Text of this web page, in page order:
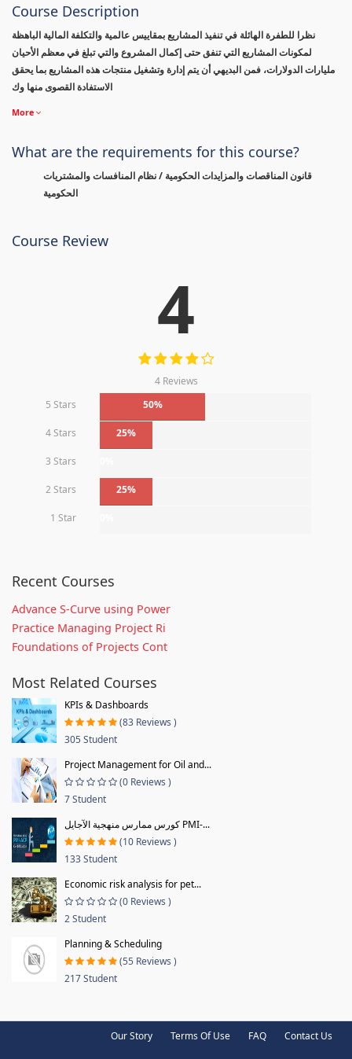
Course Description
نظرا للطفرة الهائلة في تنفيذ المشاريع بمقاييس عالمية والتكلفة المالية الباهظة
لمكونات المشاريع التي تنفق حتى إكمال المشروع والتي تبلغ في معظم الأحيان
مليارات الدولارات، فمن البديهي أن يتم إدارة وتشغيل منتجات هذه المشاريع بما يحقق
الاستفادة القصوى منها وك
More
What are the requirements for this course?
قانون المناقصات والمزايدات الحكومية / نظام المنافسات والمشتريات
الحكومية
Course Review
4
4 Reviews
5 Stars
50%
4 Stars 25%
3 Stars
2 Stars 25%
1 Star
Recent Courses
Advance S-Curve using Power
Practice Managing Project Ri
Foundations of Projects Cont
Most Related Courses
KPIs & Dashboards
(83 Reviews )
305 Student
Project Management for Oil and...
(0 Reviews )
7 Student
كورس ممارس منهجية الآجايل PMI-...
(10 Reviews )
133 Student
Economic risk analysis for pet...
(0 Reviews )
2 Student
Planning & Scheduling
(55 Reviews )
217 Student
Our Story Terms Of Use FAQ Contact Us